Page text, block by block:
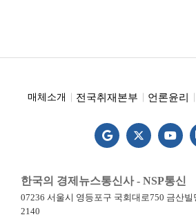
매체소개 전국취재본부 언론윤리
한국의 경제뉴스통신사 - NSP통신
07236 서울시 영등포구 국회대로750 금산빌
2140